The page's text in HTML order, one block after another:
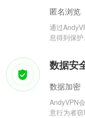
匿名浏览
通过
息得到保护
数据安
数据加密
AndyVPN
意行为者窃